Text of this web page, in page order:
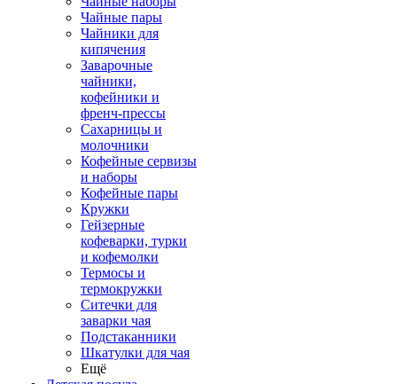
Чайные пары
Чайники для
кипячения
Заварочные
чайники,
кофейники и
френч-прессы
Сахарницы и
молочники
Кофейные сервизы
и наборы
Кофейные пары
Кружки
Гейзерные
кофеварки, турки
и кофемолки
Термосы и
термокружки
Ситечки для
заварки чая
Подстаканники
Шкатулки для чая
Ещё